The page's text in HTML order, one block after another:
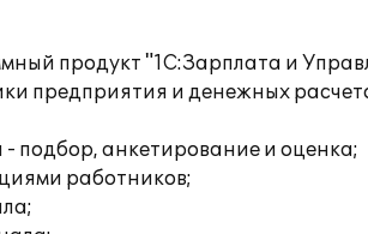
продукт "1С:Зарплата и
предприятия и денежных
подбор, анкетирование и оценка;
работников;